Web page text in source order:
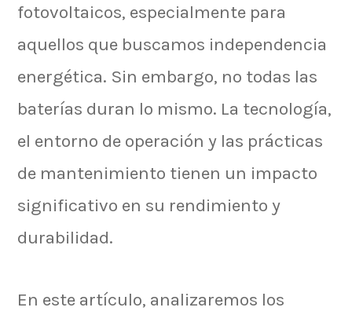
fotovoltaicos, especialmente para
aquellos que buscamos independencia
energética. Sin embargo, no todas las
baterías duran lo mismo. La tecnología,
el entorno de operación y las prácticas
de mantenimiento tienen un impacto
significativo en su rendimiento y
durabilidad.
En este artículo, analizaremos los